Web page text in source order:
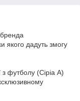
якого дадуть змогу
з футболу (Сіріа А)